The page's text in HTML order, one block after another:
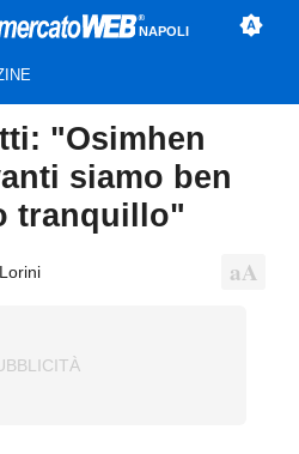
NAPOLI
"Osimhen
siamo ben
tranquillo"